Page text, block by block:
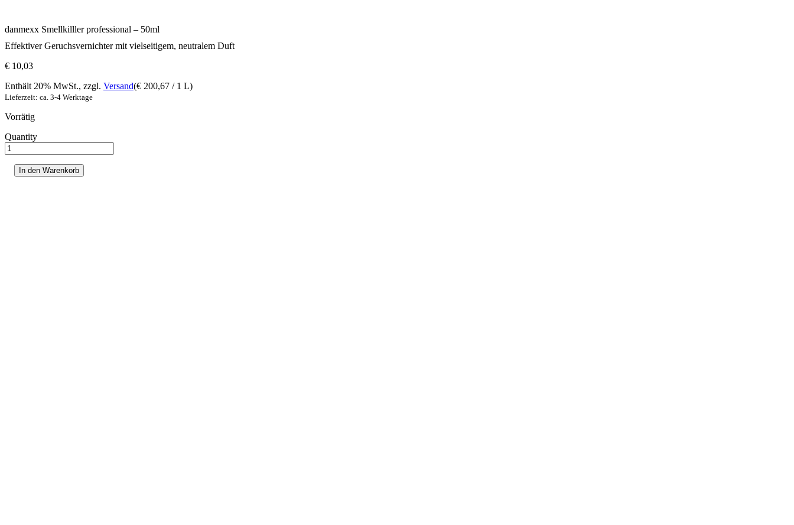
danmexx Smellkilller professional – 50ml
Effektiver Geruchsvernichter mit vielseitigem, neutralem Duft
€ 10,03
Enthält 20% MwSt., zzgl. Versand(€ 200,67 / 1 L)
Lieferzeit: ca. 3-4 Werktage
Vorrätig
Quantity
danmexx
Smellkilller
professional
In den Warenkorb